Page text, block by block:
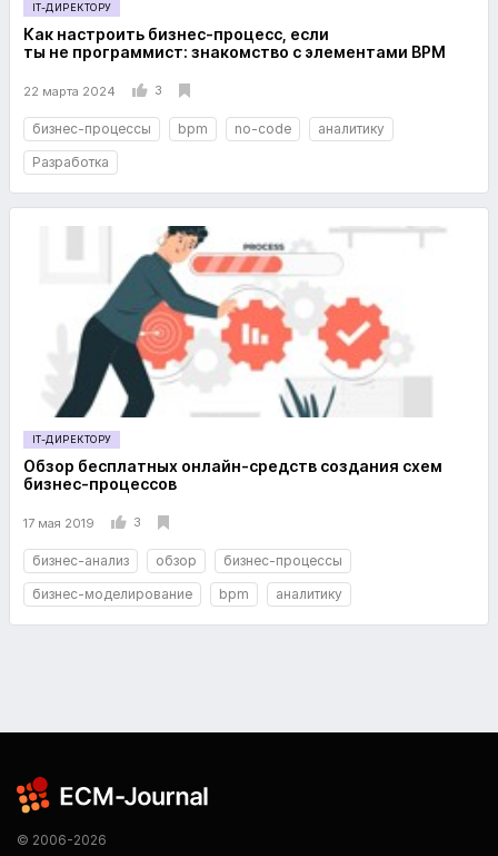
IT-ДИРЕКТОРУ
Как настроить бизнес-процесс, если
ты не программист: знакомство с элементами BPM
22 марта 2024 3
бизнес-процессы bpm no-code
аналитику
Разработка
IT-ДИРЕКТОРУ
Обзор бесплатных онлайн-средств создания схем
бизнес-процессов
17 мая 2019 3
бизнес-анализ обзор
бизнес-процессы
бизнес-моделирование
bpm аналитику
© 2006-2026